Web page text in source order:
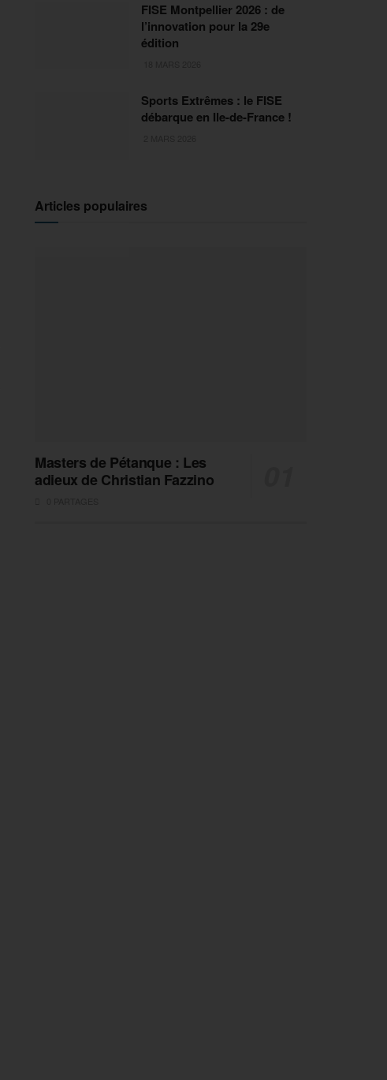
FISE Montpellier 2026 : de
l’innovation pour la 29e
édition
Sports Extrêmes : le FISE
débarque en Ile-de-France !
Articles populaires
Masters de Pétanque : Les
adieux de Christian Fazzino